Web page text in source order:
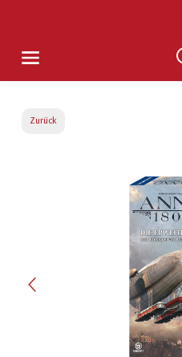
Zurück
Bildergalerie überspringen